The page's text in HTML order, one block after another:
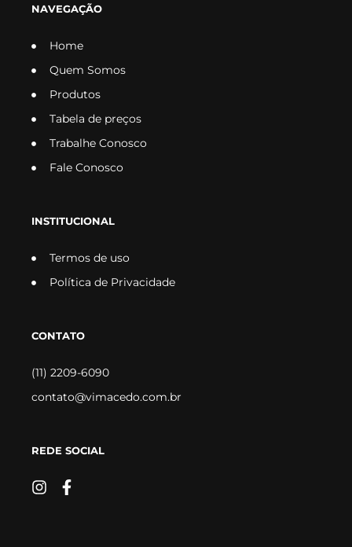
NAVEGAÇÃO
Home
Quem Somos
Produtos
Tabela de preços
Trabalhe Conosco
Fale Conosco
INSTITUCIONAL
Termos de uso
Política de Privacidade
CONTATO
(11) 2209-6090
contato@vimacedo.com.br
REDE SOCIAL